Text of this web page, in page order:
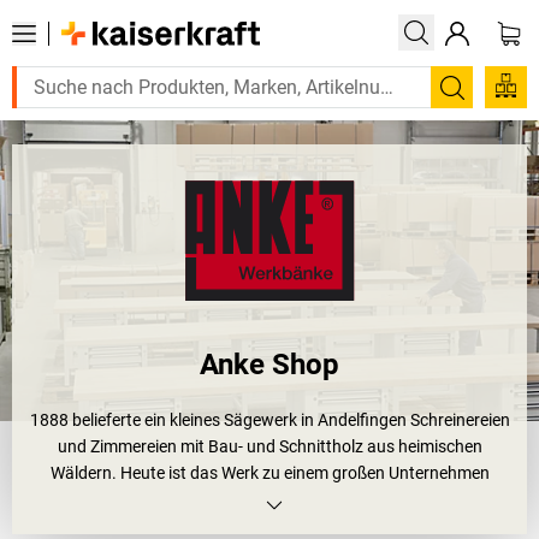
Suchen
Anke Shop
1888 belieferte ein kleines Sägewerk in Andelfingen Schreinereien
und Zimmereien mit Bau- und Schnittholz aus heimischen
Wäldern. Heute ist das Werk zu einem großen Unternehmen
herangewachsen, das innovative Produkte aus Buchenholz und